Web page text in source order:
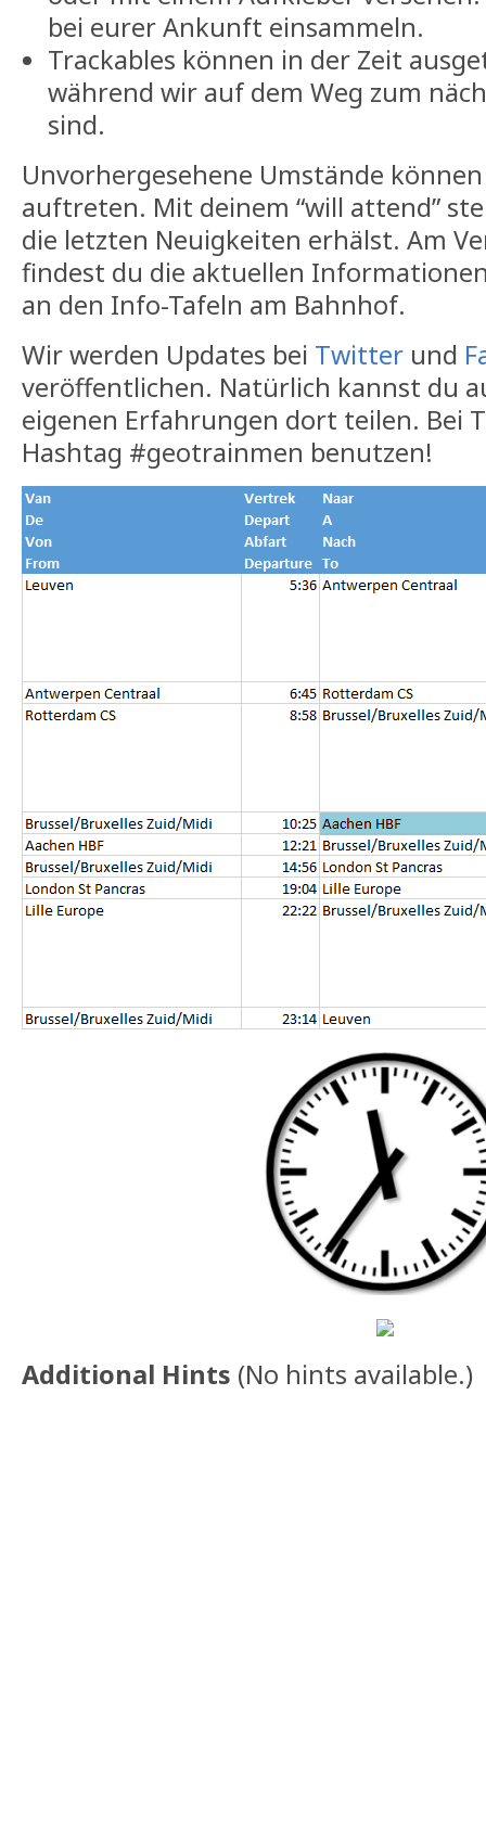
bei eurer Ankunft einsammeln.
Trackables können in der Zeit
während wir auf dem Weg zum
sind.
Unvorhergesehene Umstände
auftreten. Mit deinem “will attend”
die letzten Neuigkeiten erhälst. Am
findest du die aktuellen
an den Info-Tafeln am Bahnhof.
Wir werden Updates bei Twitter und
veröffentlichen. Natürlich kannst du
eigenen Erfahrungen dort teilen. Bei
Hashtag #geotrainmen benutzen!
Additional Hints (No hints available.)